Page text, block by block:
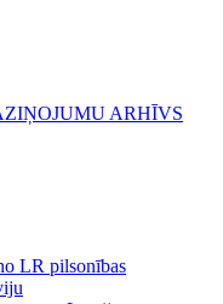
ARHĪVS
LR pilsonības